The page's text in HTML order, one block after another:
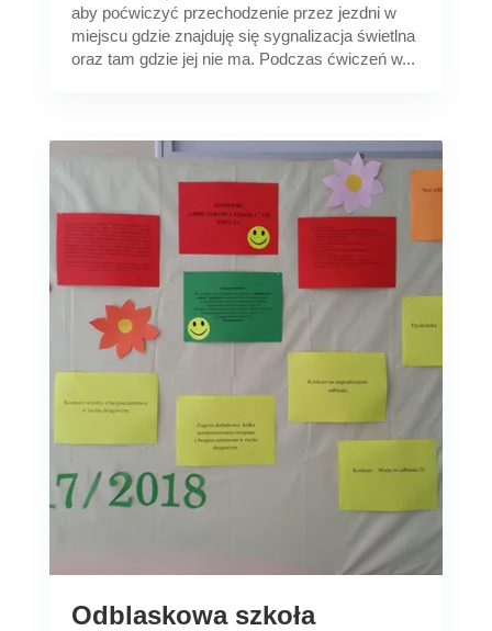
aby poćwiczyć przechodzenie przez jezdni w
miejscu gdzie znajduję się sygnalizacja świetlna
oraz tam gdzie jej nie ma. Podczas ćwiczeń w...
Odblaskowa szkoła